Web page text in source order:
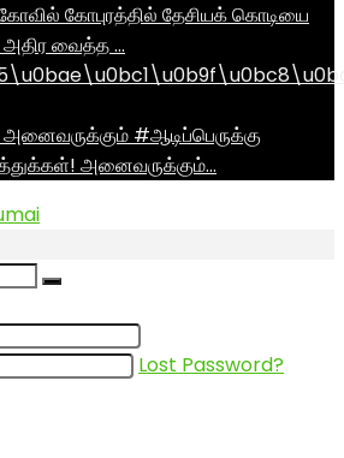
கோபுரத்தில் தேசியக் கொடியை
அதிர வைத்த …
#ஆடிப்பெருக்கு
அனைவருக்கும்…
Lost Password?